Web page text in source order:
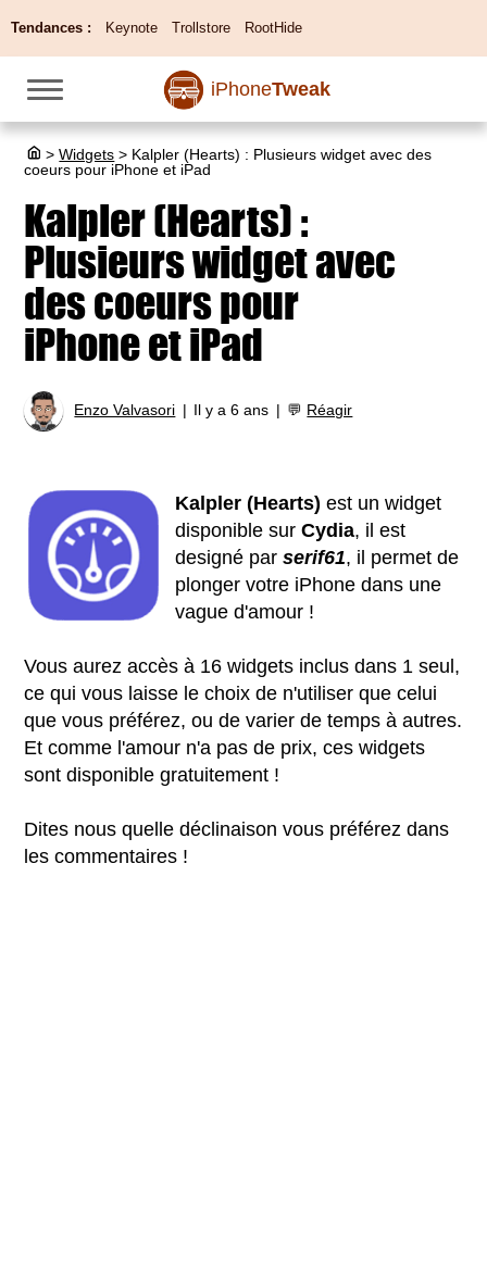
Tendances : Keynote Trollstore RootHide
iPhoneTweak
> Widgets > Kalpler (Hearts) : Plusieurs widget avec des
coeurs pour iPhone et iPad
Kalpler (Hearts) :
Plusieurs widget avec
des coeurs pour
iPhone et iPad
Enzo Valvasori Il y a 6 ans 💬 Réagir
Kalpler (Hearts) est un widget
disponible sur Cydia, il est
designé par serif61, il permet de
plonger votre iPhone dans une
vague d'amour !
Vous aurez accès à 16 widgets inclus dans 1 seul,
ce qui vous laisse le choix de n'utiliser que celui
que vous préférez, ou de varier de temps à autres.
Et comme l'amour n'a pas de prix, ces widgets
sont disponible gratuitement !
Dites nous quelle déclinaison vous préférez dans
les commentaires !